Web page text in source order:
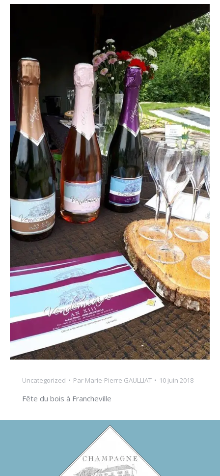
Uncategorized Par Marie-Pierre GAULLIAT 10 juin 2018
Fête du bois à Francheville